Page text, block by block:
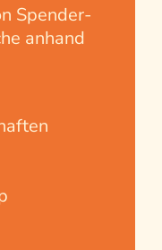
Spender-
anhand